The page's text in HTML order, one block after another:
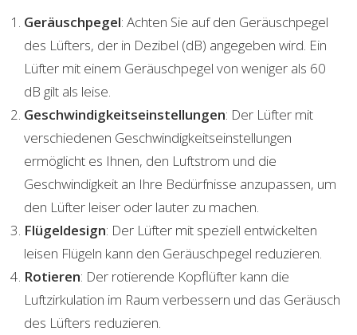
Geräuschpegel: Achten Sie auf den Geräuschpegel
des Lüfters, der in Dezibel (dB) angegeben wird. Ein
Lüfter mit einem Geräuschpegel von weniger als 60
dB gilt als leise.
Geschwindigkeitseinstellungen: Der Lüfter mit
verschiedenen Geschwindigkeitseinstellungen
ermöglicht es Ihnen, den Luftstrom und die
Geschwindigkeit an Ihre Bedürfnisse anzupassen, um
den Lüfter leiser oder lauter zu machen.
Flügeldesign: Der Lüfter mit speziell entwickelten
leisen Flügeln kann den Geräuschpegel reduzieren.
Rotieren: Der rotierende Kopflüfter kann die
Luftzirkulation im Raum verbessern und das Geräusch
des Lüfters reduzieren.